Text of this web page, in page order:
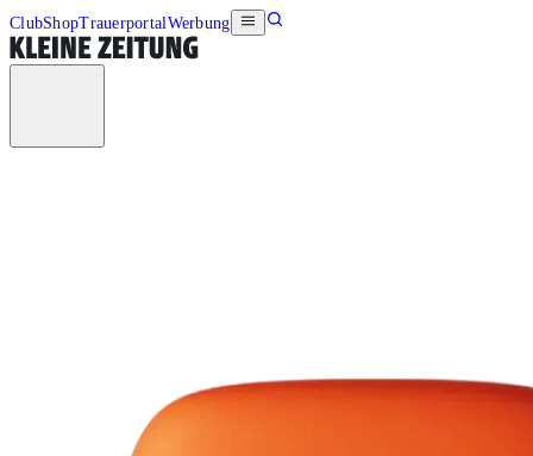
ClubShopTrauerportalWerbung